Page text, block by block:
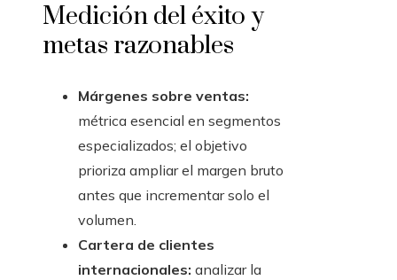
Medición del éxito y
metas razonables
Márgenes sobre ventas:
métrica esencial en segmentos
especializados; el objetivo
prioriza ampliar el margen bruto
antes que incrementar solo el
volumen.
Cartera de clientes
internacionales: analizar la